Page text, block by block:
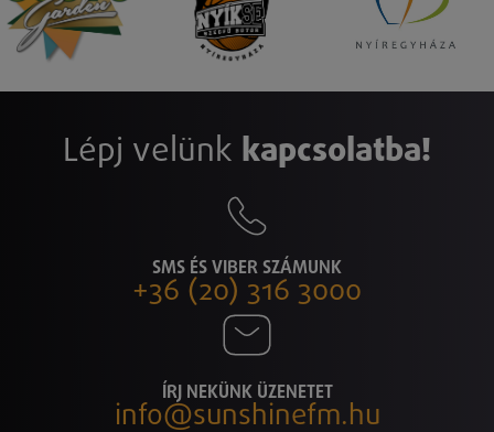
Lépj velünk kapcsolatba!
SMS ÉS VIBER SZÁMUNK
+36 (20) 316 3000
ÍRJ NEKÜNK ÜZENETET
info@sunshinefm.hu